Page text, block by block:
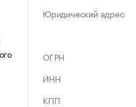
Юридический адрес
ОГРН
ИНН
КПП